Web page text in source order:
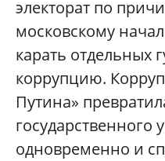
электорат по
московскому
карать отдельных
коррупцию.
Путина»
государственного
одновременно и